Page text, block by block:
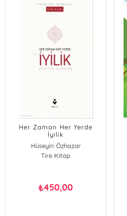
Her Zaman Her Yerde
İyilik
Hüseyin Özhazar
Tire Kitap
₺450,00